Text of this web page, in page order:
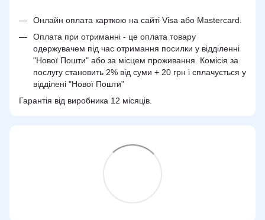
Онлайн оплата карткою на сайті Visa або Mastercard.
Оплата при отриманні - це оплата товару
одержувачем під час отримання посилки у відділенні
"Нової Пошти" або за місцем проживання. Комісія за
послугу становить 2% від суми + 20 грн і сплачується у
відділені "Нової Пошти"
Гарантія від виробника 12 місяців.